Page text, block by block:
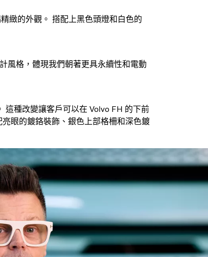
緻的外觀。 搭配上黑色頭燈和白色的
風格，體現我們朝著更具永續性和電動
這種改變讓客戶可以在 Volvo FH 的下前
眼的鍍鉻裝飾、銀色上部格柵和深色鍍